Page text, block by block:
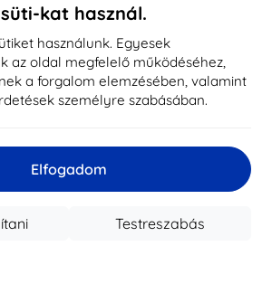
kat használ.
használunk. Egyesek
az oldal megfelelő működéséhez,
a forgalom elemzésében, valamint
személyre szabásában.
Elfogadom
Testreszabás
Kedvezmény
EXTRA10